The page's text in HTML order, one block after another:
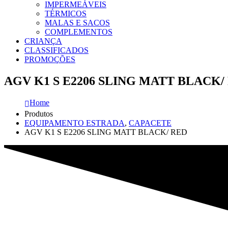
IMPERMEÁVEIS
TÉRMICOS
MALAS E SACOS
COMPLEMENTOS
CRIANÇA
CLASSIFICADOS
PROMOÇÕES
AGV K1 S E2206 SLING MATT BLACK/
Home
Produtos
EQUIPAMENTO ESTRADA, CAPACETE
AGV K1 S E2206 SLING MATT BLACK/ RED